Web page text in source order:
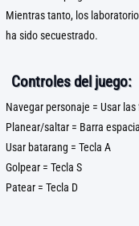
Mientras tanto, los
ha sido secuestrado.
Controles del juego:
Navegar personaje = Usar
Planear/saltar = Barra
Usar batarang = Tecla A
Golpear = Tecla S
Patear = Tecla D